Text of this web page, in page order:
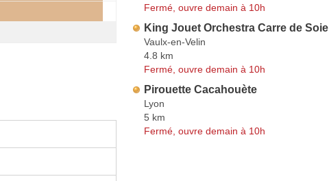
Fermé, ouvre demain à 10h
King Jouet Orchestra Carre de Soie
Vaulx-en-Velin
4.8 km
Fermé, ouvre demain à 10h
Pirouette Cacahouète
Lyon
5 km
Fermé, ouvre demain à 10h